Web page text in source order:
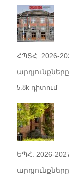
ՀՊՏՀ. 2026-
արդյունքները
5.8k դիտում
ԵՊՀ. 2026-
արդյունքները